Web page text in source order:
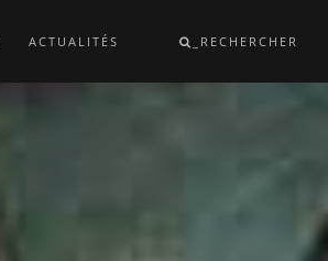
ACTUALITÉS _RECHERCHER